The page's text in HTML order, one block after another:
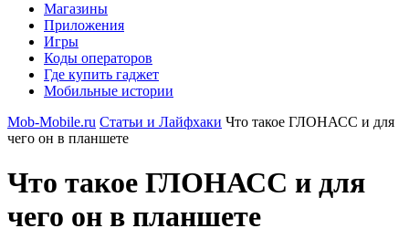
Магазины
Приложения
Игры
Коды операторов
Где купить гаджет
Мобильные истории
Mob-Mobile.ru Статьи и Лайфхаки Что такое ГЛОНАСС и для
чего он в планшете
Что такое ГЛОНАСС и для
чего он в планшете